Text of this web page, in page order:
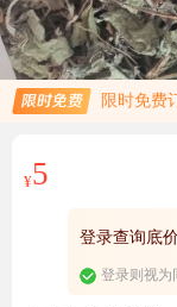
限时免费
免费订阅
¥5
登录查询底
登录则视为